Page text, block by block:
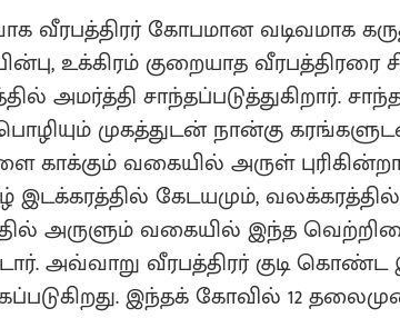
வீரபத்திரர் கோபமான வடிவமாக
உக்கிரம் குறையாத
அமர்த்தி சாந்தப்படுத்துகிறார்.
முகத்துடன் நான்கு
காக்கும் வகையில் அருள்
இடக்கரத்தில் கேடயமும்,
அருளும் வகையில் இந்த
அவ்வாறு வீரபத்திரர் குடி கொண்ட
இந்தக் கோவில் 12